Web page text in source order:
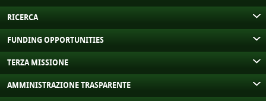
RICERCA
FUNDING OPPORTUNITIES
TERZA MISSIONE
AMMINISTRAZIONE TRASPARENTE